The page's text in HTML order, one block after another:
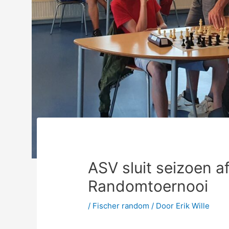
ASV sluit seizoen
Randomtoernooi
/ Fischer random / Door Erik Wille